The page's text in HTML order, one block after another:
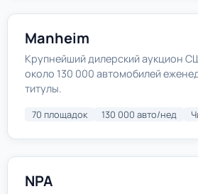
Manheim
Крупнейший дилерский аукцион
около 130 000 автомобилей
титулы.
70 площадок 130 000 авто/нед
NPA